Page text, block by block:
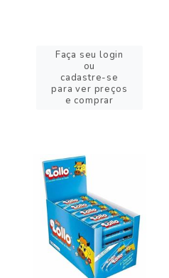
Faça seu login
ou
cadastre-se
para ver preços
e comprar